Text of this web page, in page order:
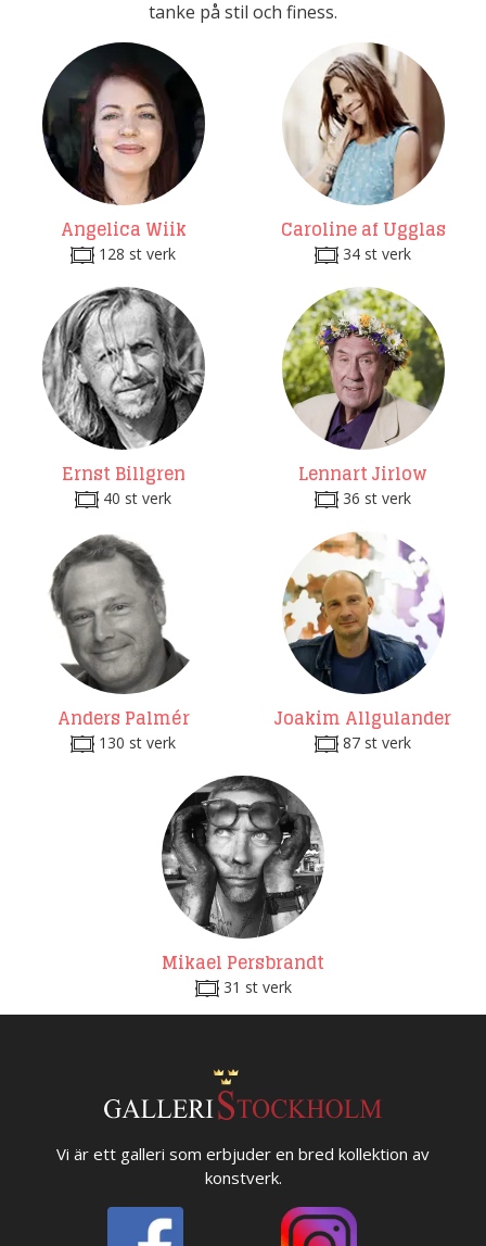
tanke på stil och finess.
Angelica Wiik
128 st verk
Caroline af Ugglas
34 st verk
Ernst Billgren
40 st verk
Lennart Jirlow
36 st verk
Anders Palmér
130 st verk
Joakim Allgulander
87 st verk
Mikael Persbrandt
31 st verk
Vi är ett galleri som erbjuder en bred kollektion av
konstverk.